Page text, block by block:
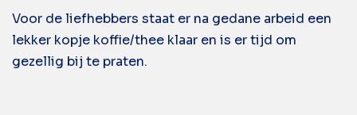
Voor de liefhebbers staat er na gedane arbeid een
lekker kopje koffie/thee klaar en is er tijd om
gezellig bij te praten.